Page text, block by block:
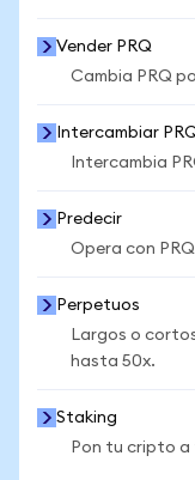
Vender PRQ
Cambia PRQ
Intercambiar
Intercambia
Predecir
Opera con
Perpetuos
Largos o
hasta 50x.
Staking
Pon tu cripto